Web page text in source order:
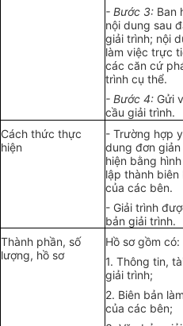
- Bước 3: Ban
nội dung sau
giải trình; nội
làm việc trực
các căn cứ
trình cụ thể.
- Bước 4: Gửi
cầu giải trình.
Cách thức thực
hiện
- Trường hợp
dung đơn
hiện bằng
lập thành
của các bên.
- Giải trình
bản giải trình.
Thành phần, số
lượng, hồ sơ
Hồ sơ gồm có:
1. Thông tin,
giải trình;
2. Biên bản
của các bên;